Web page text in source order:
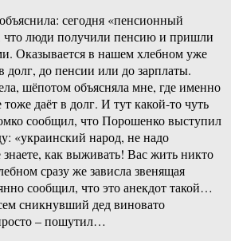
сегодня «пенсионный
что люди получили пенсию и пришли
Оказывается в нашем хлебном уже
долг, до пенсии или до зарплаты.
шёпотом объясняла мне, где именно
даёт в долг. И тут какой-то чуть
сообщил, что Порошенко выступил
«украинский народ, не надо
как выживать! Вас жить никто
сразу же зависла звенящая
сообщил, что это анекдот такой…
сникнувший дед виновато
– пошутил…